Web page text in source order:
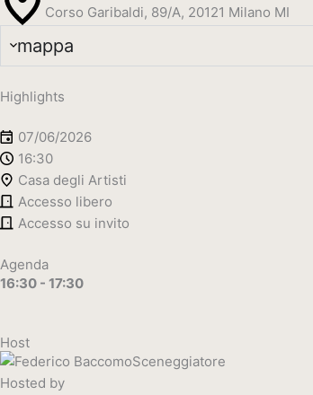
Corso Garibaldi, 89/A, 20121 Milano MI
mappa
Highlights
07/06/2026
16:30
Casa degli Artisti
Accesso libero
Accesso su invito
Agenda
16:30 - 17:30
Host
Sceneggiatore
Hosted by